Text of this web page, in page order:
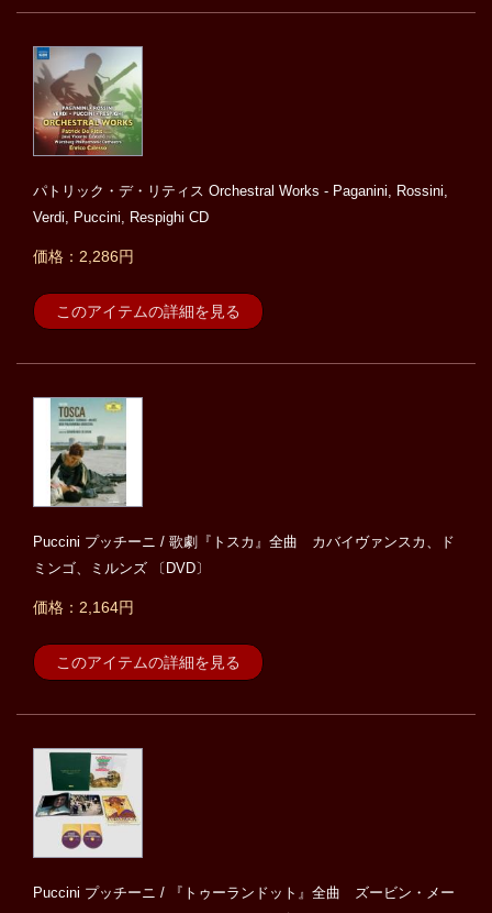
パトリック・デ・リティス Orchestral Works - Paganini, Rossini,
Verdi, Puccini, Respighi CD
価格：2,286円
このアイテムの詳細を見る
Puccini プッチーニ / 歌劇『トスカ』全曲 カバイヴァンスカ、ド
ミンゴ、ミルンズ 〔DVD〕
価格：2,164円
このアイテムの詳細を見る
Puccini プッチーニ / 『トゥーランドット』全曲 ズービン・メー